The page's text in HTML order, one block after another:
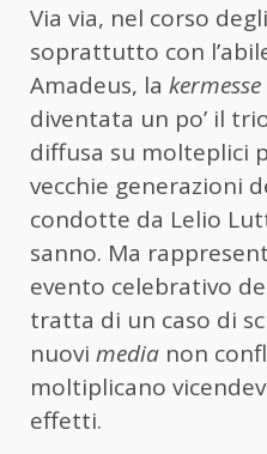
Via via, nel corso
soprattutto con
Amadeus, la kermesse
diventata un po’ il
diffusa su molteplici
vecchie generazioni
condotte da Lelio
sanno. Ma
evento celebrativo
tratta di un caso di
nuovi media non
moltiplicano
effetti.